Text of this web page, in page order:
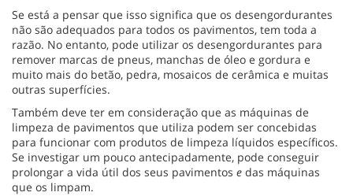
Se está a pensar que isso significa que os desengordurantes
não são adequados para todos os pavimentos, tem toda a
razão. No entanto, pode utilizar os desengordurantes para
remover marcas de pneus, manchas de óleo e gordura e
muito mais do betão, pedra, mosaicos de cerâmica e muitas
outras superfícies.
Também deve ter em consideração que as máquinas de
limpeza de pavimentos que utiliza podem ser concebidas
para funcionar com produtos de limpeza líquidos específicos.
Se investigar um pouco antecipadamente, pode conseguir
prolongar a vida útil dos seus pavimentos e das máquinas
que os limpam.